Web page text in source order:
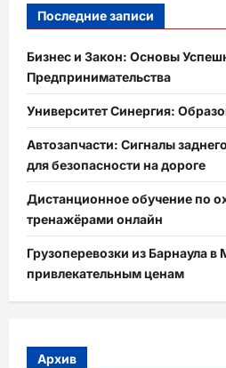
Последние записи
Бизнес и Закон: Основы
Предпринимательства
Университет Синергия:
Автозапчасти: Сигналы
для безопасности на дороге
Дистанционное обучение по
тренажёрами онлайн
Грузоперевозки из Барнаула
привлекательным ценам
Архив